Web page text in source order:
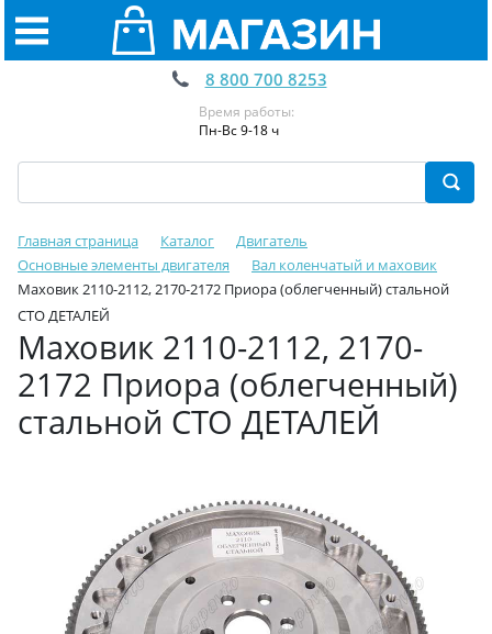
8 800 700 8253
Время работы:
Пн-Вс 9-18 ч
Главная страница Каталог
Двигатель
Основные элементы двигателя
Вал коленчатый и маховик
Маховик 2110-2112, 2170-2172 Приора (облегченный) стальной
СТО ДЕТАЛЕЙ
Маховик 2110-2112, 2170-
2172 Приора (облегченный)
стальной СТО ДЕТАЛЕЙ